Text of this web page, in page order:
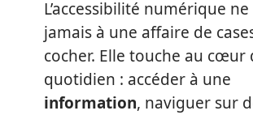
L’accessibilité numérique
jamais à une affaire de
cocher. Elle touche au cœur
quotidien : accéder à une
information, naviguer sur